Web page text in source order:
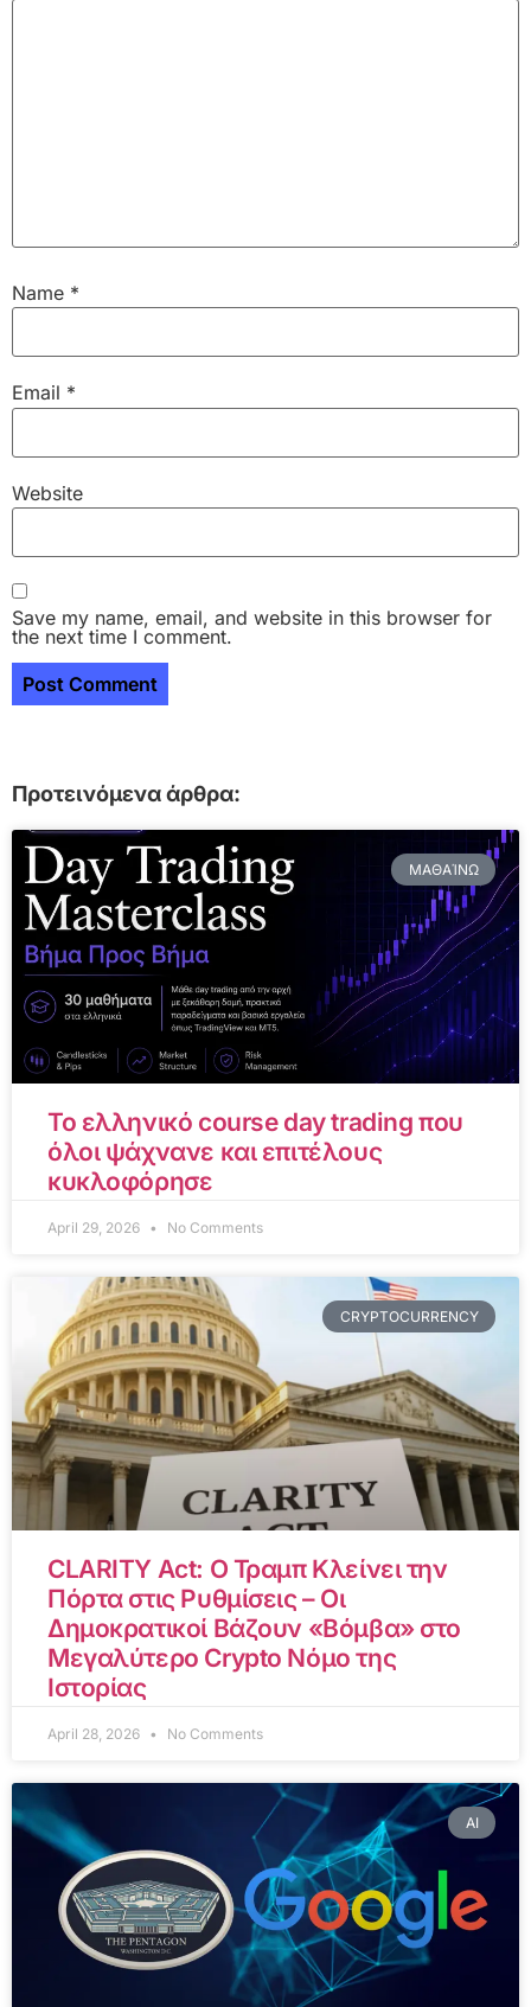
Name *
Email *
Website
Save my name, email, and website in this browser for
the next time I comment.
Προτεινόμενα άρθρα:
ΜΑΘΑΊΝΩ
Το ελληνικό course day trading που
όλοι ψάχνανε και επιτέλους
κυκλοφόρησε
April 29, 2026 No Comments
CRYPTOCURRENCY
CLARITY Act: Ο Τραμπ Κλείνει την
Πόρτα στις Ρυθμίσεις – Οι
Δημοκρατικοί Βάζουν «Βόμβα» στο
Μεγαλύτερο Crypto Νόμο της
Ιστορίας
April 28, 2026 No Comments
AI